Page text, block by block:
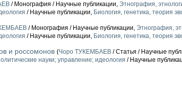
/ Монография / Научные публикации, Этнография,
/ Научные публикации, Биология, генетика, теория
/ Монография / Научные публикации, Этнография,
/ Научные публикации, Биология, генетика, теория
и россомонов (Чоро ТУКЕМБАЕВ / Статья / Научные
науки; управление; идеология / Научные